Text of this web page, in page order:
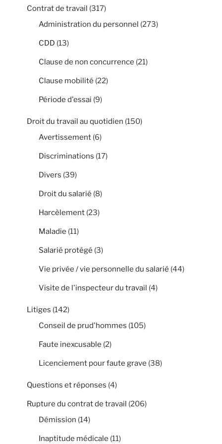
Contrat de travail (317)
Administration du personnel (273)
CDD (13)
Clause de non concurrence (21)
Clause mobilité (22)
Période d'essai (9)
Droit du travail au quotidien (150)
Avertissement (6)
Discriminations (17)
Divers (39)
Droit du salarié (8)
Harcèlement (23)
Maladie (11)
Salarié protégé (3)
Vie privée / vie personnelle du salarié (44)
Visite de l'inspecteur du travail (4)
Litiges (142)
Conseil de prud'hommes (105)
Faute inexcusable (2)
Licenciement pour faute grave (38)
Questions et réponses (4)
Rupture du contrat de travail (206)
Démission (14)
Inaptitude médicale (11)